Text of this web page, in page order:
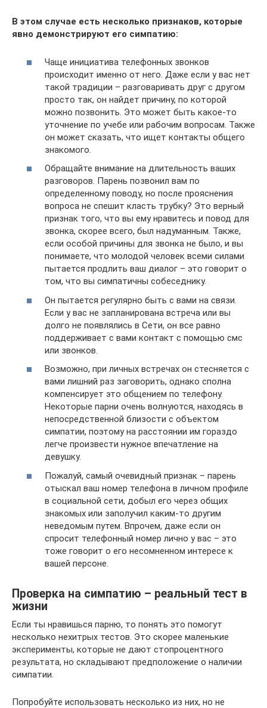
В этом случае есть несколько признаков, которые
явно демонстрируют его симпатию:
Чаще инициатива телефонных звонков
происходит именно от него. Даже если у вас нет
такой традиции – разговаривать друг с другом
просто так, он найдет причину, по которой
можно позвонить. Это может быть какое-то
уточнение по учебе или рабочим вопросам. Также
он может сказать, что ищет контакты общего
знакомого.
Обращайте внимание на длительность ваших
разговоров. Парень позвонил вам по
определенному поводу, но после прояснения
вопроса не спешит класть трубку? Это верный
признак того, что вы ему нравитесь и повод для
звонка, скорее всего, был надуманным. Также,
если особой причины для звонка не было, и вы
понимаете, что молодой человек всеми силами
пытается продлить ваш диалог – это говорит о
том, что вы симпатичны собеседнику.
Он пытается регулярно быть с вами на связи.
Если у вас не запланирована встреча или вы
долго не появлялись в Сети, он все равно
поддерживает с вами контакт с помощью смс
или звонков.
Возможно, при личных встречах он стесняется с
вами лишний раз заговорить, однако сполна
компенсирует это общением по телефону.
Некоторые парни очень волнуются, находясь в
непосредственной близости с объектом
симпатии, поэтому на расстоянии им гораздо
легче произвести нужное впечатление на
девушку.
Пожалуй, самый очевидный признак – парень
отыскал ваш номер телефона в личном профиле
в социальной сети, добыл его через общих
знакомых или заполучил каким-то другим
неведомым путем. Впрочем, даже если он
спросит телефонный номер лично у вас – это
тоже говорит о его несомненном интересе к
вашей персоне.
Проверка на симпатию – реальный тест в
жизни
Если ты нравишься парню, то понять это помогут
несколько нехитрых тестов. Это скорее маленькие
эксперименты, которые не дают стопроцентного
результата, но складывают предположение о наличии
симпатии.
Попробуйте использовать несколько из них, но не